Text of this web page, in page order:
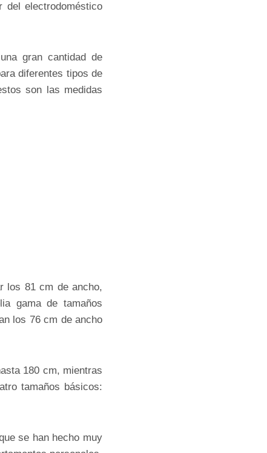
electrodoméstico
gran cantidad de
diferentes tipos de
son las medidas
los 81 cm de ancho,
gama de tamaños
los 76 cm de ancho
180 cm, mientras
tamaños básicos:
se han hecho muy